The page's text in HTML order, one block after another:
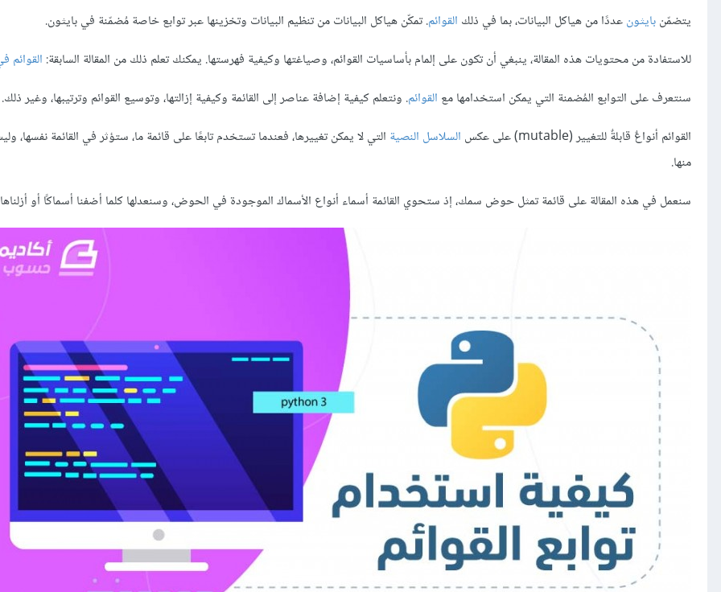
يتضمّنبايثونعددًا من هياكل البيانات، بما في ذلك القوائم. تمكّن هياكل البيانات من تنظيم البيانات وتخزينها عبر توابع خاصة مُضمّنة في بايثون.
للاستفادة من محتويات هذه المقالة، ينبغي أن تكون على إلمام بأساسيات القوائم، وصياغتها وكيفية فهرستها. يمكنك تعلم ذلك من المقالة السابقة: القوائم
سنتعرف على التوابع المُضمنة التي يمكن استخدامها مع القوائم. ونتعلم كيفية إضافة عناصر إلى القائمة وكيفية إزالتها، وتوسيع القوائم وترتيبها، وغير ذلك.
القوائم أنواعٌ قابلةٌ للتغيير (mutable) على عكس
السلاسل النصية التي لا يمكن تغييرها، فعندما تستخدم تابعًا على قائمة ما، ستؤثر في القائمة
منها.
سنعمل في هذه المقالة على قائمة تمثل حوض سمك، إذ ستحوي القائمة أسماء أنواع الأسماك الموجودة في الحوض، وسنعدلها كلما أضفنا أسماكًا أو